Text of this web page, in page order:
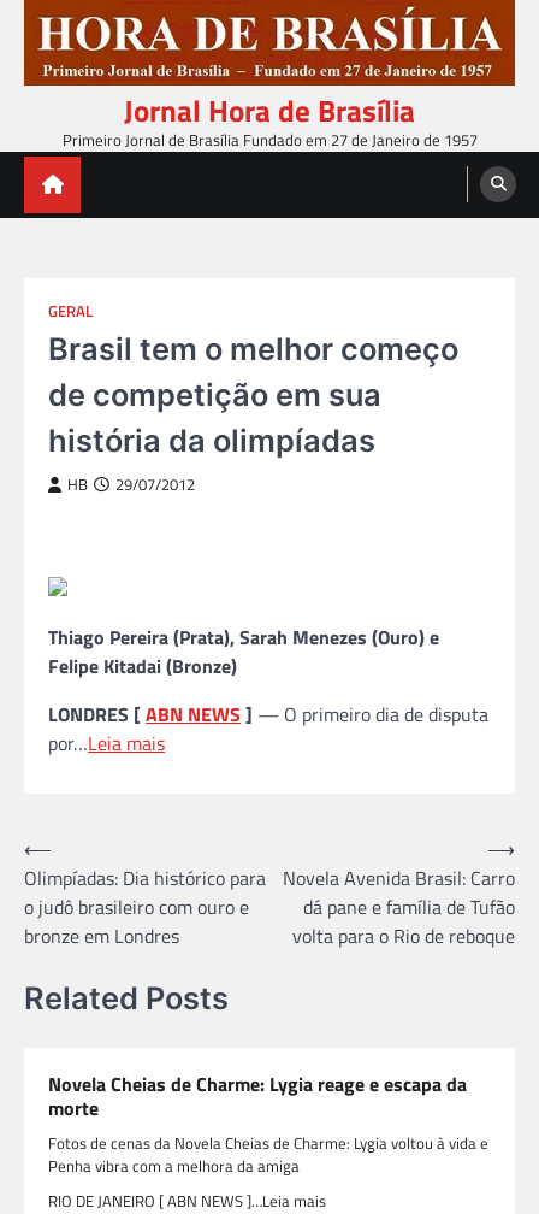
content
Jornal Hora de Brasília
Primeiro Jornal de Brasília Fundado em 27 de Janeiro de 1957
GERAL
Brasil tem o melhor começo
de competição em sua
história da olimpíadas
HB 29/07/2012
Thiago Pereira (Prata), Sarah Menezes (Ouro) e
Felipe Kitadai (Bronze)
LONDRES [ABN NEWS ] — O primeiro dia de disputa
por…Leia mais
Navegação
de
Post
⟵
Olimpíadas: Dia histórico para
o judô brasileiro com ouro e
bronze em Londres
Novela Avenida Brasil: Carro
dá pane e família de Tufão
volta para o Rio de reboque
⟶
Related Posts
Novela Cheias de Charme: Lygia reage e escapa da
morte
Fotos de cenas da Novela Cheias de Charme: Lygia voltou à vida e
Penha vibra com a melhora da amiga
RIO DE JANEIRO [ ABN NEWS ]…Leia mais